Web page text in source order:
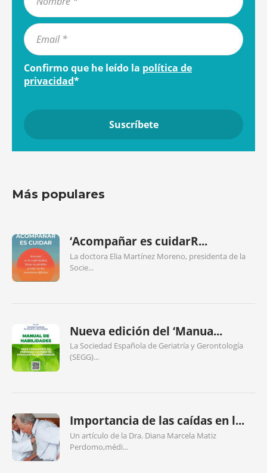
Confirmo que he leído la política de
privacidad*
Más populares
‘Acompañar es cuidarR...
La doctora Elia Martínez Moreno, presidenta de la
Socie...
Nueva edición del ‘Manua...
La Sociedad Española de Geriatría y Gerontología
(SEGG)...
Importancia de las caídas en l...
Un artículo de la Dra. Diana Marcela Matiz
Perdomo,médi...